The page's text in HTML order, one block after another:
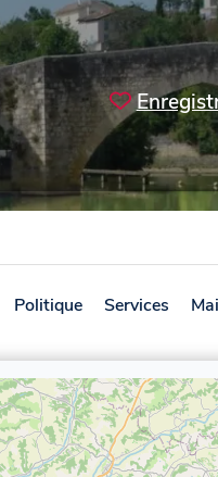
Politique Services